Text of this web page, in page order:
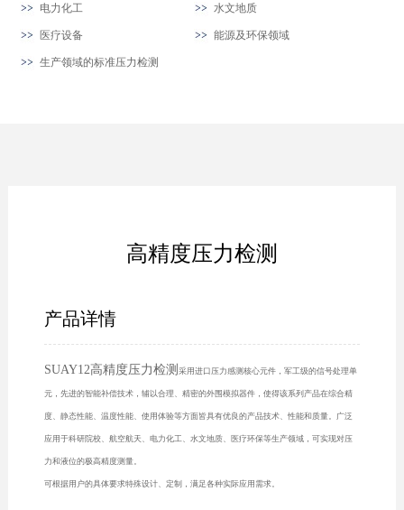
电力化工 水文地质
医疗设备 能源及环保领域
生产领域的标准压力检测
高精度压力检测
产品详情
SUAY12高精度压力检测 采用进口压力感测核心元件，军工级的信号处理单
元，先进的智能补偿技术，辅以合理、精密的外围模拟器件，使得该系列产品在综合精
度、静态性能、温度性能、使用体验等方面皆具有优良的产品技术、性能和质量。广泛
应用于科研院校、航空航天、电力化工、水文地质、医疗环保等生产领域，可实现对压
力和液位的极高精度测量。
可根据用户的具体要求特殊设计、定制，满足各种实际应用需求。